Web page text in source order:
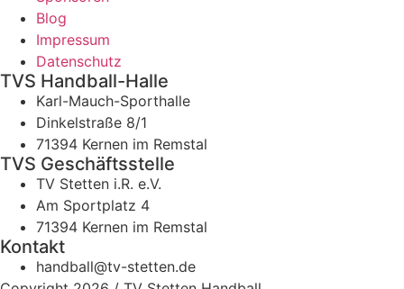
Blog
Impressum
Datenschutz
TVS Handball-Halle
Karl-Mauch-Sporthalle
Dinkelstraße 8/1
71394 Kernen im Remstal
TVS Geschäftsstelle
TV Stetten i.R. e.V.
Am Sportplatz 4
71394 Kernen im Remstal
Kontakt
handball@tv-stetten.de